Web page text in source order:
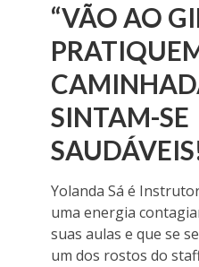
“VÃO AO
SINTAM-SE
Yolanda Sá é
uma energia
suas aulas e que se
um dos rostos do